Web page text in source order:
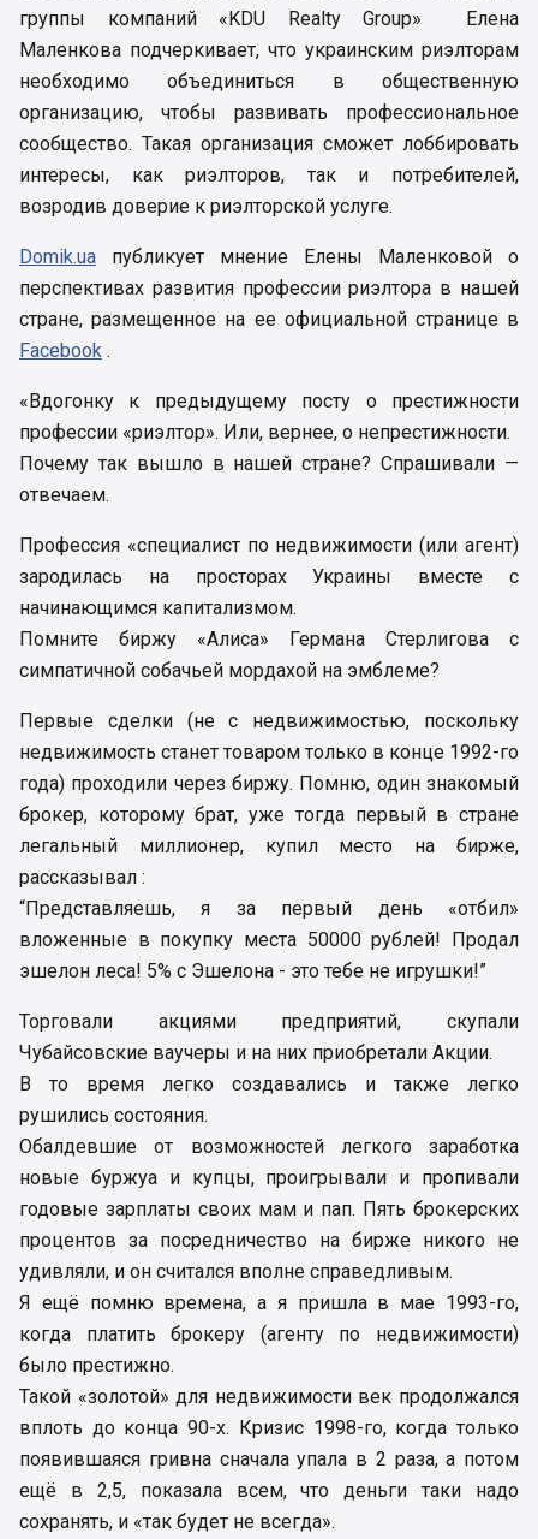
группы компаний «KDU Realty Group» Елена
Маленкова подчеркивает, что украинским риэлторам
необходимо объединиться в общественную
организацию, чтобы развивать профессиональное
сообщество. Такая организация сможет лоббировать
интересы, как риэлторов, так и потребителей,
возродив доверие к риэлторской услуге.
Domik.ua публикует мнение Елены Маленковой о
перспективах развития профессии риэлтора в нашей
стране, размещенное на ее официальной странице в
Facebook .
«Вдогонку к предыдущему посту о престижности
профессии «риэлтор». Или, вернее, о непрестижности.
Почему так вышло в нашей стране? Спрашивали —
отвечаем.
Профессия «специалист по недвижимости (или агент)
зародилась на просторах Украины вместе с
начинающимся капитализмом.
Помните биржу «Алиса» Германа Стерлигова с
симпатичной собачьей мордахой на эмблеме?
Первые сделки (не с недвижимостью, поскольку
недвижимость станет товаром только в конце 1992-го
года) проходили через биржу. Помню, один знакомый
брокер, которому брат, уже тогда первый в стране
легальный миллионер, купил место на бирже,
рассказывал :
“Представляешь, я за первый день «отбил»
вложенные в покупку места 50000 рублей! Продал
эшелон леса! 5% с Эшелона - это тебе не игрушки!”
Торговали акциями предприятий, скупали
Чубайсовские ваучеры и на них приобретали Акции.
В то время легко создавались и также легко
рушились состояния.
Обалдевшие от возможностей легкого заработка
новые буржуа и купцы, проигрывали и пропивали
годовые зарплаты своих мам и пап. Пять брокерских
процентов за посредничество на бирже никого не
удивляли, и он считался вполне справедливым.
Я ещё помню времена, а я пришла в мае 1993-го,
когда платить брокеру (агенту по недвижимости)
было престижно.
Такой «золотой» для недвижимости век продолжался
вплоть до конца 90-х. Кризис 1998-го, когда только
появившаяся гривна сначала упала в 2 раза, а потом
ещё в 2,5, показала всем, что деньги таки надо
сохранять, и «так будет не всегда».